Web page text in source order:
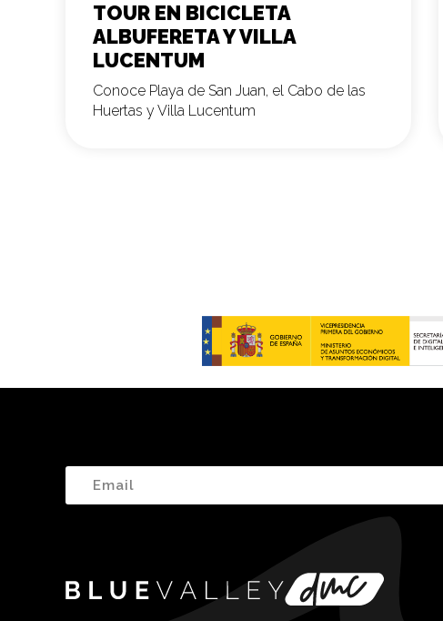
TOUR EN BICICLETA
ALBUFERETA Y VILLA
LUCENTUM
Conoce Playa de San Juan, el Cabo de las
Huertas y Villa Lucentum